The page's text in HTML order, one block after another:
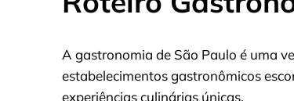
A gastronomia de São Paulo é uma
estabelecimentos gastronômicos
experiências culinárias únicas.